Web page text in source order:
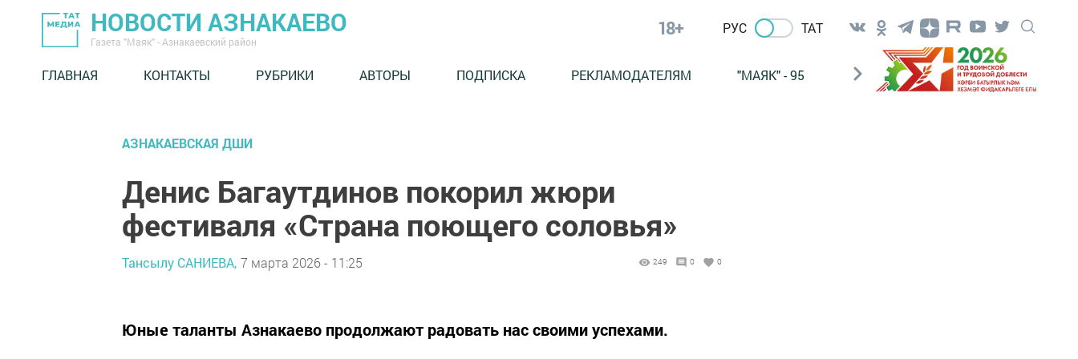
НОВОСТИ АЗНАКАЕВО
Газета "Маяк" - Азнакаевский район
18+ РУС ТАТ
ГЛАВНАЯ КОНТАКТЫ РУБРИКИ АВТОРЫ ПОДПИСКА РЕКЛАМОДАТЕЛЯМ "МАЯК" - 95 "ГУЛЬСТАН" НАШ ПОЧТАЛЬОН
АЗНАКАЕВСКАЯ ДШИ
Денис Багаутдинов покорил жюри
фестиваля «Страна поющего соловья»
Тансылу САНИЕВА, 7 марта 2026 - 11:25 249 0 0
Юные таланты Азнакаево продолжают радовать нас своими успехами.